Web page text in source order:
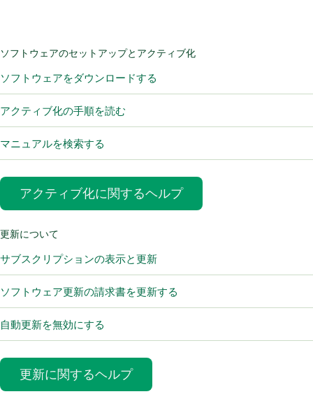
ソフトウェアのセットアップとアクティブ化
ソフトウェアをダウンロードする
アクティブ化の手順を読む
マニュアルを検索する
アクティブ化に関するヘルプ
更新について
サブスクリプションの表示と更新
ソフトウェア更新の請求書を更新する
自動更新を無効にする
更新に関するヘルプ